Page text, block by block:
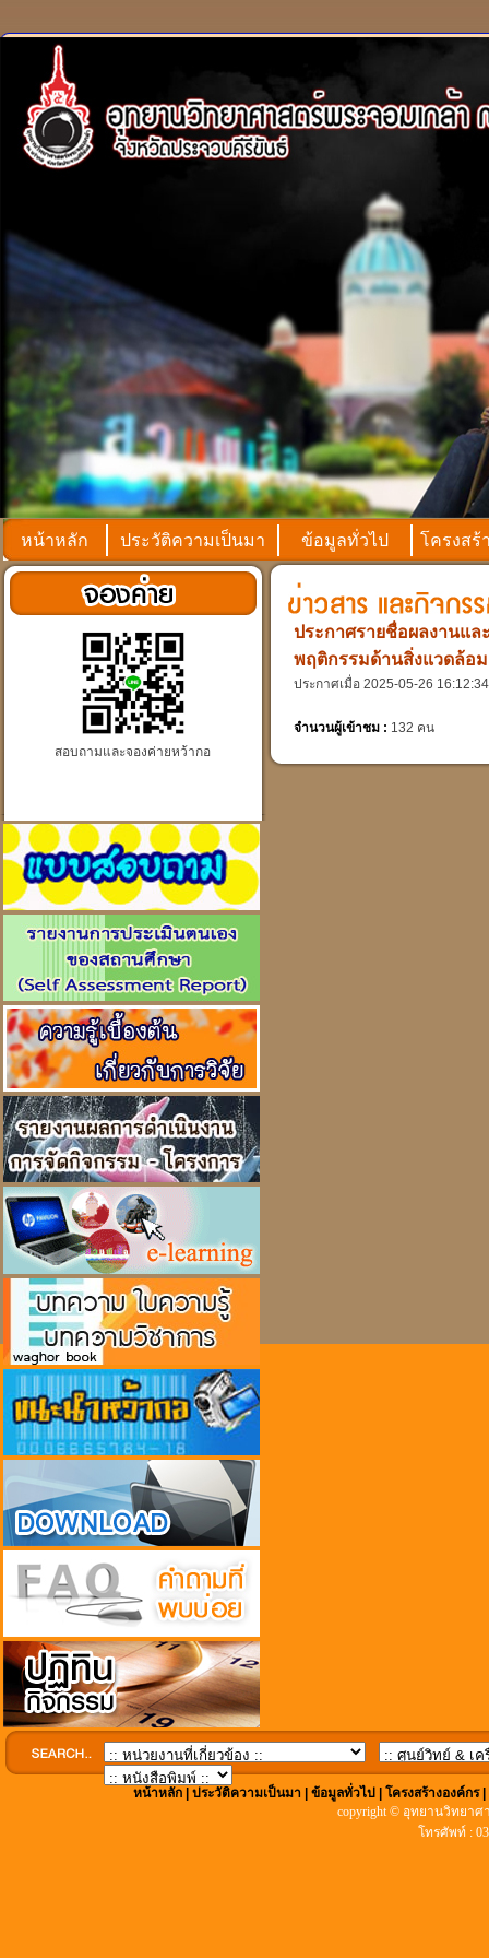
หน้าหลัก ประวัติความเป็นมา ข้อมูลทั่วไป โครงสร้
สอบถามและจองค่ายหว้ากอ
ประกาศรายชื่อผลงานแล
พฤติกรรมด้านสิ่งแวดล้อ
ประกาศเมื่อ 2025-05-26
จำนวนผู้เข้าชม : 132 คน
หน้าหลัก |ประวัติความเป็นมา |ข้อมูลทั่วไป |โครงสร้างองค์กร|
copyright © อุทยานวิทยาศ
โทรศัพท์ :